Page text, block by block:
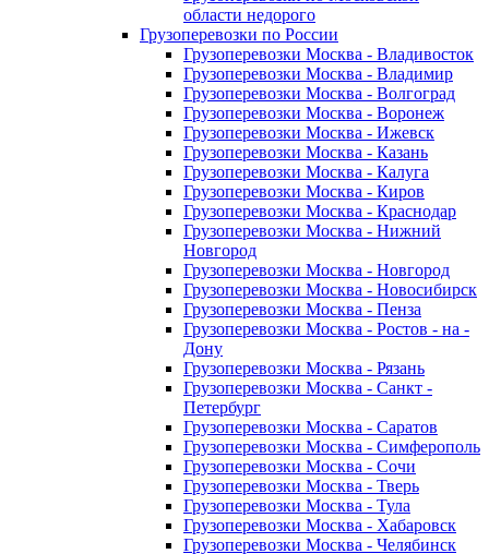
области недорого
Грузоперевозки по России
Грузоперевозки Москва - Владивосток
Грузоперевозки Москва - Владимир
Грузоперевозки Москва - Волгоград
Грузоперевозки Москва - Воронеж
Грузоперевозки Москва - Ижевск
Грузоперевозки Москва - Казань
Грузоперевозки Москва - Калуга
Грузоперевозки Москва - Киров
Грузоперевозки Москва - Краснодар
Грузоперевозки Москва - Нижний
Новгород
Грузоперевозки Москва - Новгород
Грузоперевозки Москва - Новосибирск
Грузоперевозки Москва - Пенза
Грузоперевозки Москва - Ростов - на -
Дону
Грузоперевозки Москва - Рязань
Грузоперевозки Москва - Санкт -
Петербург
Грузоперевозки Москва - Саратов
Грузоперевозки Москва - Симферополь
Грузоперевозки Москва - Сочи
Грузоперевозки Москва - Тверь
Грузоперевозки Москва - Тула
Грузоперевозки Москва - Хабаровск
Грузоперевозки Москва - Челябинск